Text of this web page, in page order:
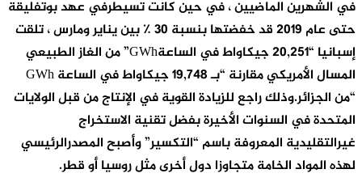
في الشهرين الماضيين ، في حين كانت تسيطرفي عهد بوتفليقة
حتى عام 2019 قد خفضتها بنسبة 30 ٪ بين يناير ومارس ، تلقت
إسبانيا “20,251 جيكاواط في الساعةGWh” من الغاز الطبيعي
المسال الأمريكي مقارنة “بـ 19,748 جيكاواط في الساعة GWh
“من الجزائر.وذلك راجع للزيادة القوية في الإنتاج من قبل الولايات
المتحدة في السنوات الأخيرة بفضل تقنية الاستخراج
غيرالتقليدية المعروفة باسم “التكسير” وأصبح المصدرالرئيسي
لهذه المواد الخامة متجاوزا دول أخرى مثل روسيا أو قطر.